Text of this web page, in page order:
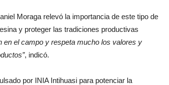
Moraga relevó la importancia de este tipo de
y proteger las tradiciones productivas
en el campo y respeta mucho los valores y
, indicó.
por INIA Intihuasi para potenciar la